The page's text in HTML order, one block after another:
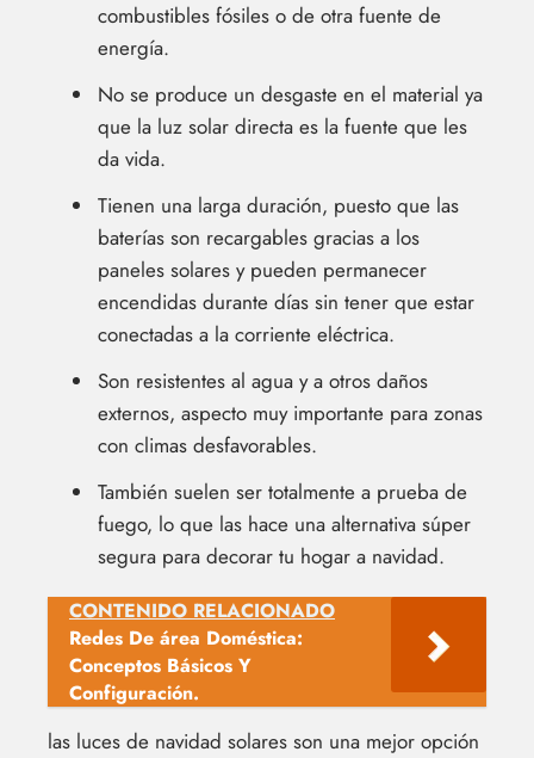
combustibles fósiles o de otra fuente de
energía.
No se produce un desgaste en el material ya
que la luz solar directa es la fuente que les
da vida.
Tienen una larga duración, puesto que las
baterías son recargables gracias a los
paneles solares y pueden permanecer
encendidas durante días sin tener que estar
conectadas a la corriente eléctrica.
Son resistentes al agua y a otros daños
externos, aspecto muy importante para zonas
con climas desfavorables.
También suelen ser totalmente a prueba de
fuego, lo que las hace una alternativa súper
segura para decorar tu hogar a navidad.
CONTENIDO RELACIONADO
Redes De área Doméstica:
Conceptos Básicos Y
Configuración.
las luces de navidad solares son una mejor opción